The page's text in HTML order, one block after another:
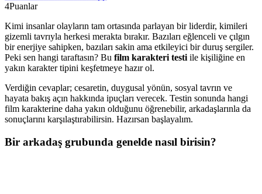
4Puanlar
Kimi insanlar olayların tam ortasında parlayan bir liderdir, kimileri
gizemli tavrıyla herkesi merakta bırakır. Bazıları eğlenceli ve çılgın
bir enerjiye sahipken, bazıları sakin ama etkileyici bir duruş sergiler.
Peki sen hangi taraftasın? Bu film karakteri testi ile kişiliğine en
yakın karakter tipini keşfetmeye hazır ol.
Verdiğin cevaplar; cesaretin, duygusal yönün, sosyal tavrın ve
hayata bakış açın hakkında ipuçları verecek. Testin sonunda hangi
film karakterine daha yakın olduğunu öğrenebilir, arkadaşlarınla da
sonuçlarını karşılaştırabilirsin. Hazırsan başlayalım.
Bir arkadaş grubunda genelde nasıl birisin?